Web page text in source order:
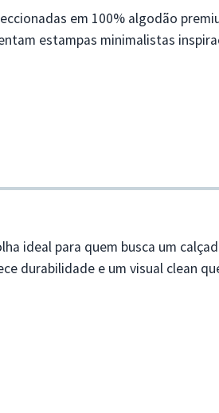
em 100% algodão
estampas minimalistas
ideal para quem busca um
durabilidade e um visual clean